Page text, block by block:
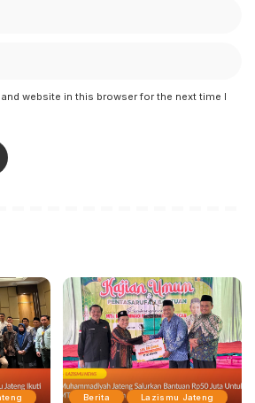
website in this browser for the next time I
Berita Lazismu Jateng